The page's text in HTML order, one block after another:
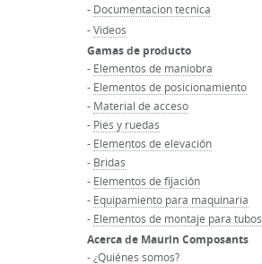
- Documentacion tecnica
-Videos
Gamas de producto
- Elementos de maniobra
- Elementos de posicionamiento
- Material de acceso
- Pies y ruedas
- Elementos de elevación
- Bridas
- Elementos de fijación
- Equipamiento para maquinaria
- Elementos de montaje para tubos
Acerca de Maurin Composants
-¿Quiénes somos?